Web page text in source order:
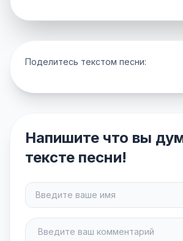
Поделитесь текстом песни:
Напишите что вы
тексте песни!